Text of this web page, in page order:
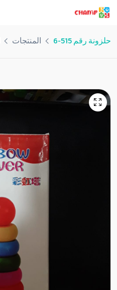
حلزونة رقم 515-6 المنتجات